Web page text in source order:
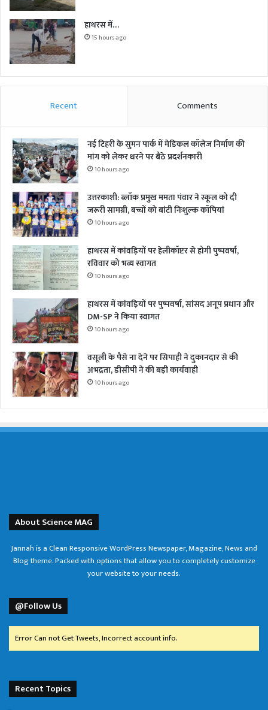
हाथरस में…
15 hours ago
Recent Comments
नई टिहरी के सुमन पार्क में मेडिकल कॉलेज निर्माण की
मांग को लेकर धरने पर बैठे प्रदर्शनकारी
10 hours ago
उत्तरकाशी: ब्लॉक प्रमुख ममता पंवार ने स्कूल को दी
जरूरी सामग्री, बच्चों को बांटी निःशुल्क कॉपियां
10 hours ago
हाथरस में कांवड़ियों पर हेलीकॉप्टर से होगी पुष्पवर्षा,
रविवार को भव्य स्वागत
10 hours ago
हाथरस में कांवड़ियों पर पुष्पवर्षा, सांसद अनूप प्रधान और
DM-SP ने किया स्वागत
10 hours ago
वसूली के पैसे ना देने पर सिपाही ने दुकानदार से की
अभद्रता, डीसीपी ने की बड़ी कार्यवाही
10 hours ago
About Science MAG
Jannah is a Clean Responsive WordPress Newspaper, Magazine, News and
Blog theme. Packed with options that allow you to completely customize
your website to your needs.
@Follow Us
Error Can not Get Tweets, Incorrect account info.
Recent Topics